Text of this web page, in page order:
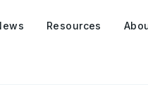
Resources